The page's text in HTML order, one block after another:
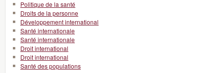
Politique de la santé
Droits de la personne
Développement international
Santé internationale
Santé internationale
Droit international
Droit international
Santé des populations